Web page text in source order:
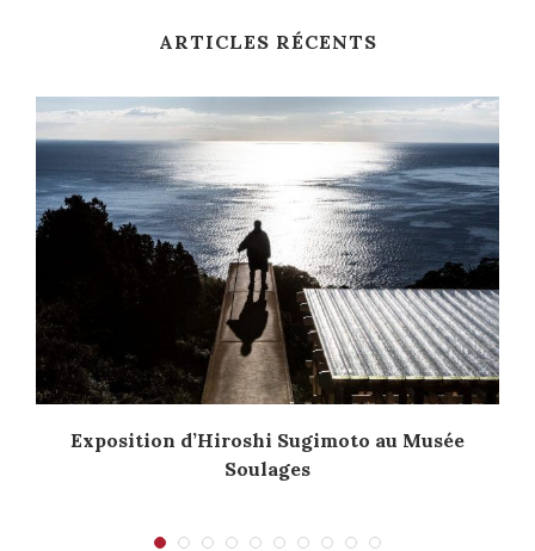
ARTICLES RÉCENTS
Exposition d’Hiroshi Sugimoto au Musée
Soulages